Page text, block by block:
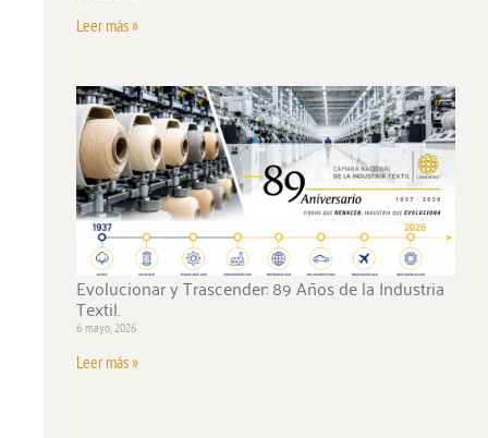
Leer más »
Evolucionar y Trascender: 89 Años de la Industria
Textil.
6 mayo, 2026
Leer más »